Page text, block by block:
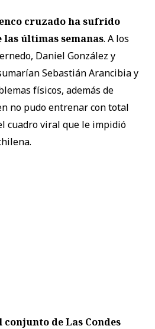
cruzado ha sufrido
últimas semanas. A los
Daniel González y
Sebastián Arancibia y
físicos, además de
no pudo entrenar con total
cuadro viral que le impidió
conjunto de Las Condes